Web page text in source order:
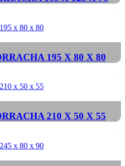
195 X 80 X 80
210 X 50 X 55